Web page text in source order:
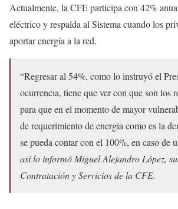
Actualmente, la CFE participa con 42%
eléctrico y respalda al Sistema cuando los
aportar energía a la red.
“Regresar al 54%, como lo instruyó el
ocurrencia, tiene que ver con que son los
para que en el momento de mayor
de requerimiento de energía como es la
se pueda contar con el 100%, en caso de
así lo informó Miguel Alejandro López,
Contratación y Servicios de la CFE.